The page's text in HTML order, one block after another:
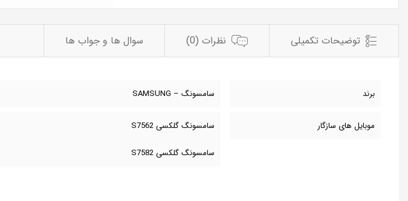
توضیحات تکمیلی نظرات (0) سوال ها و جواب ها
برند سامسونگ – SAMSUNG
موبایل های سازگار سامسونگ گلکسی S7562
سامسونگ گلکسی S7582